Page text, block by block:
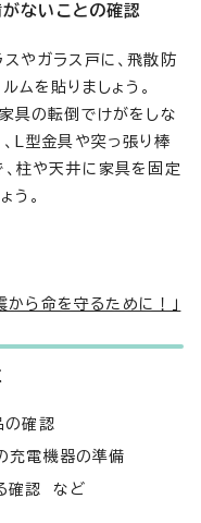
ないことの確認
スやガラス戸に、飛散防
ムを貼りましょう。
家具の転倒でけがをしな
、L型金具や突っ張り棒
、柱や天井に家具を固定
う。
から命を守るために！」
の確認
充電機器の準備
確認 など